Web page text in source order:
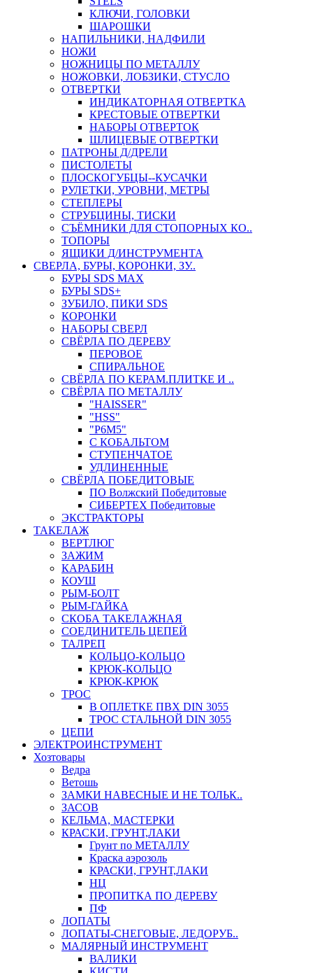
КЛЮЧИ, ГОЛОВКИ
ШАРОШКИ
НАПИЛЬНИКИ, НАДФИЛИ
НОЖИ
НОЖНИЦЫ ПО МЕТАЛЛУ
НОЖОВКИ, ЛОБЗИКИ, СТУСЛО
ОТВЕРТКИ
ИНДИКАТОРНАЯ ОТВЕРТКА
КРЕСТОВЫЕ ОТВЕРТКИ
НАБОРЫ ОТВЕРТОК
ШЛИЦЕВЫЕ ОТВЕРТКИ
ПАТРОНЫ Д/ДРЕЛИ
ПИСТОЛЕТЫ
ПЛОСКОГУБЦЫ--КУСАЧКИ
РУЛЕТКИ, УРОВНИ, МЕТРЫ
СТЕПЛЕРЫ
СТРУБЦИНЫ, ТИСКИ
СЪЁМНИКИ ДЛЯ СТОПОРНЫХ КО..
ТОПОРЫ
ЯЩИКИ Д/ИНСТРУМЕНТА
СВЕРЛА, БУРЫ, КОРОНКИ, ЗУ..
БУРЫ SDS MAX
БУРЫ SDS+
ЗУБИЛО, ПИКИ SDS
КОРОНКИ
НАБОРЫ СВЕРЛ
СВЁРЛА ПО ДЕРЕВУ
ПЕРОВОЕ
СПИРАЛЬНОЕ
СВЁРЛА ПО КЕРАМ.ПЛИТКЕ И ..
СВЁРЛА ПО МЕТАЛЛУ
"HAISSER"
"HSS"
"Р6М5"
С КОБАЛЬТОМ
СТУПЕНЧАТОЕ
УДЛИНЕННЫЕ
СВЁРЛА ПОБЕДИТОВЫЕ
ПО Волжский Победитовые
СИБЕРТЕХ Победитовые
ЭКСТРАКТОРЫ
ТАКЕЛАЖ
ВЕРТЛЮГ
ЗАЖИМ
КАРАБИН
КОУШ
РЫМ-БОЛТ
РЫМ-ГАЙКА
СКОБА ТАКЕЛАЖНАЯ
СОЕДИНИТЕЛЬ ЦЕПЕЙ
ТАЛРЕП
КОЛЬЦО-КОЛЬЦО
КРЮК-КОЛЬЦО
КРЮК-КРЮК
ТРОС
В ОПЛЕТКЕ ПВХ DIN 3055
ТРОС СТАЛЬНОЙ DIN 3055
ЦЕПИ
ЭЛЕКТРОИНСТРУМЕНТ
Хозтовары
Ведра
Ветошь
ЗАМКИ НАВЕСНЫЕ И НЕ ТОЛЬК..
ЗАСОВ
КЕЛЬМА, МАСТЕРКИ
КРАСКИ, ГРУНТ,ЛАКИ
Грунт по МЕТАЛЛУ
Краска аэрозоль
КРАСКИ, ГРУНТ,ЛАКИ
НЦ
ПРОПИТКА ПО ДЕРЕВУ
ПФ
ЛОПАТЫ
ЛОПАТЫ-СНЕГОВЫЕ, ЛЕДОРУБ..
МАЛЯРНЫЙ ИНСТРУМЕНТ
ВАЛИКИ